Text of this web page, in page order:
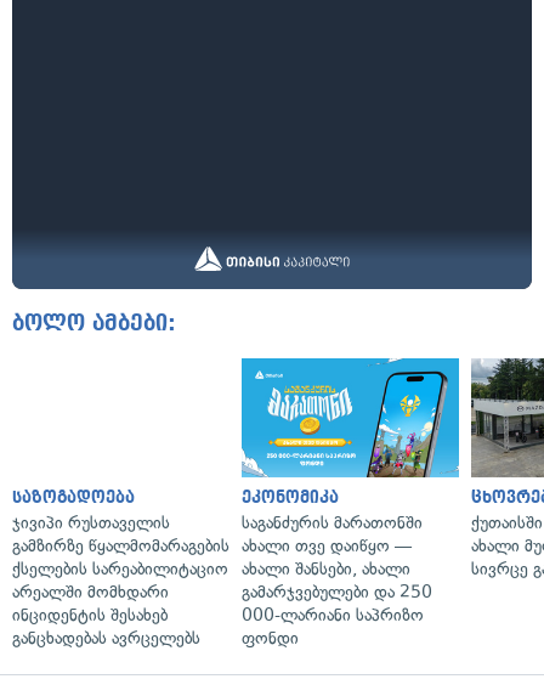
ბოლო ამბები:
საზოგადოება
ჯივიპი რუსთაველის
გამზირზე წყალმომარაგების
ქსელების სარეაბილიტაციო
არეალში მომხდარი
ინციდენტის შესახებ
განცხადებას ავრცელებს
ეკონომიკა
საგანძურის მარათონში
ახალი თვე დაიწყო —
ახალი შანსები, ახალი
გამარჯვებულები და 250
000-ლარიანი საპრიზო
ფონდი
ახალი
სივრცე